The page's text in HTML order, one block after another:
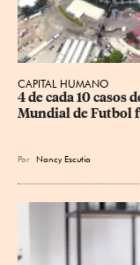
CAPITAL HUMANO
4 de cada 10 casos
Mundial de Futbol
Por Nancy Escutia